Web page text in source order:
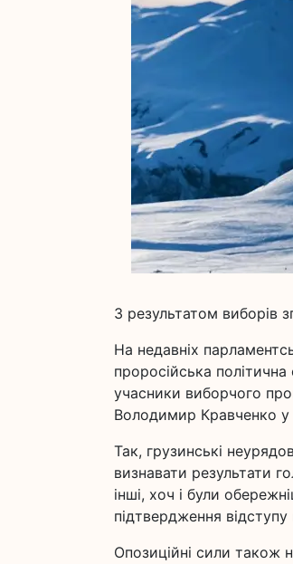
З результатом виборів
На недавніх
проросійська
учасники виборчого
Володимир Кравченко у
Так, грузинські
визнавати результати
інші, хоч і були
підтвердження відступу
Опозиційні сили також